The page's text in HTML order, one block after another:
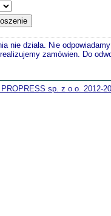
nie działa. Nie
realizujemy zamówien. Do
sp. z o.o. 2012-